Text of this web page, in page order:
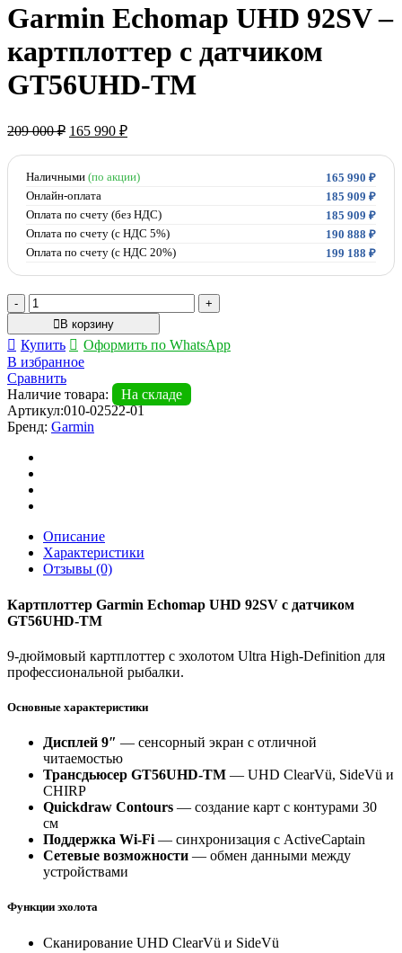
Garmin Echomap UHD 92SV –
картплоттер с датчиком
GT56UHD-TM
209 000₽ Первоначальная
составляла
209
000 ₽.
165 990 ₽Текущая
165
990 ₽.
Наличными (по акции) 165 990 ₽
Онлайн-оплата
185 909 ₽
Оплата по счету (без НДС)
185 909 ₽
Оплата по счету (с НДС 5%)
190 888 ₽
Оплата по счету (с НДС 20%)
199 188 ₽
Количество
товара
Garmin
Echomap
UHD
92SV
-
картплоттер
с
GT56UHD-
TM
В корзину
Купить
Оформить по WhatsApp
В избранное
Сравнить
Наличие товара:
На складе
Артикул:010-02522-01
Бренд: Garmin
Описание
Характеристики
Отзывы (0)
Картплоттер Garmin Echomap UHD 92SV с датчиком
GT56UHD-TM
9-дюймовый картплоттер с эхолотом Ultra High-Definition для
профессиональной рыбалки.
Основные характеристики
Дисплей 9″ — сенсорный экран с отличной
читаемостью
Трансдьюсер GT56UHD-TM — UHD ClearVü, SideVü и
CHIRP
Quickdraw Contours — создание карт с контурами 30
см
Поддержка Wi-Fi — синхронизация с ActiveCaptain
Сетевые возможности — обмен данными между
устройствами
Функции эхолота
Сканирование UHD ClearVü и SideVü